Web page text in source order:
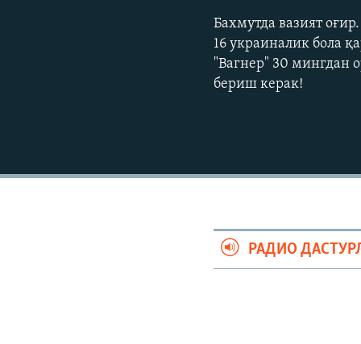
Бахмутда вазият
16 украиналик бола
"Вагнер" 30 мингдан
бериш керак!
РАДИО